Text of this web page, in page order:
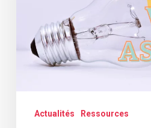
coûts
Actualités Ressources